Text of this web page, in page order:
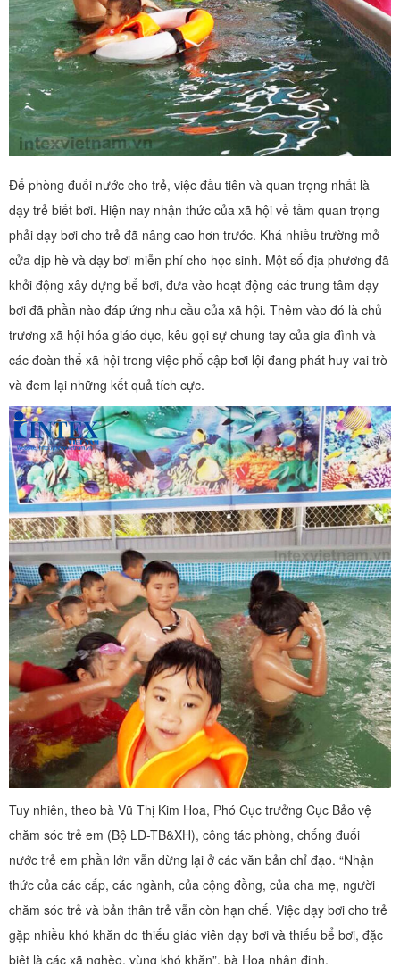
Để phòng đuối nước cho trẻ, việc đầu tiên và quan trọng nhất là
dạy trẻ biết bơi. Hiện nay nhận thức của xã hội về tầm quan trọng
phải dạy bơi cho trẻ đã nâng cao hơn trước. Khá nhiều trường mở
cửa dịp hè và dạy bơi miễn phí cho học sinh. Một số địa phương đã
khởi động xây dựng bể bơi, đưa vào hoạt động các trung tâm dạy
bơi đã phần nào đáp ứng nhu cầu của xã hội. Thêm vào đó là chủ
trương xã hội hóa giáo dục, kêu gọi sự chung tay của gia đình và
các đoàn thể xã hội trong việc phổ cập bơi lội đang phát huy vai trò
và đem lại những kết quả tích cực.
Tuy nhiên, theo bà Vũ Thị Kim Hoa, Phó Cục trưởng Cục Bảo vệ
chăm sóc trẻ em (Bộ LĐ-TB&XH), công tác phòng, chống đuối
nước trẻ em phần lớn vẫn dừng lại ở các văn bản chỉ đạo. “Nhận
thức của các cấp, các ngành, của cộng đồng, của cha mẹ, người
chăm sóc trẻ và bản thân trẻ vẫn còn hạn chế. Việc dạy bơi cho trẻ
gặp nhiều khó khăn do thiếu giáo viên dạy bơi và thiếu bể bơi, đặc
biệt là các xã nghèo, vùng khó khăn”, bà Hoa nhận định.